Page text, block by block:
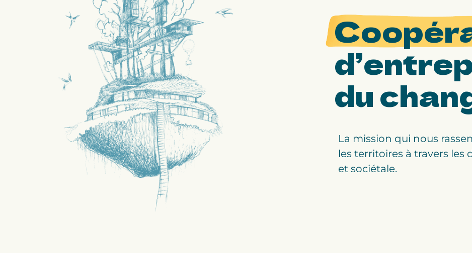
Notre équipe
du
La mission qui nous
les territoires à travers
et sociétale.